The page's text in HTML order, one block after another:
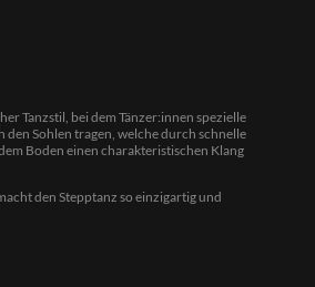
Tanzstil, bei dem Tänzer:innen spezielle
den Sohlen tragen, welche durch schnelle
Boden einen charakteristischen Klang
den Stepptanz so einzigartig und